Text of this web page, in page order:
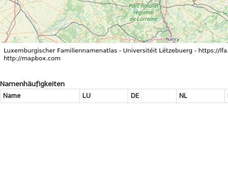
Namenhäufigkeiten
Name LU DE NL